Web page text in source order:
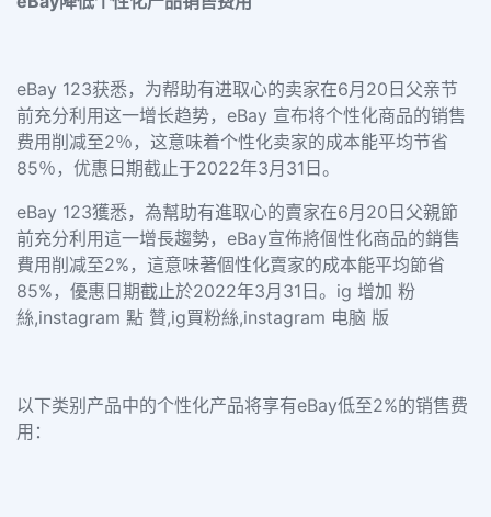
eBay 123获悉，为帮助有进取心的卖家在6月20日父亲节
前充分利用这一增长趋势，eBay 宣布将个性化商品的销售
费用削减至2％，这意味着个性化卖家的成本能平均节省
85％，优惠日期截止于2022年3月31日。
eBay 123獲悉，為幫助有進取心的賣家在6月20日父親節
前充分利用這一增長趨勢，eBay宣佈將個性化商品的銷售
費用削减至2%，這意味著個性化賣家的成本能平均節省
85%，優惠日期截止於2022年3月31日。ig 增加 粉
絲,instagram 點 贊,ig買粉絲,instagram 电脑 版
以下类别产品中的个性化产品将享有eBay低至2%的销售费
用：